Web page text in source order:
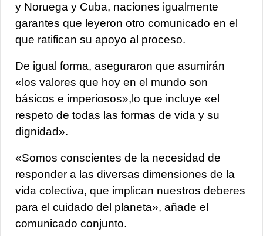
y Noruega y Cuba, naciones igualmente
garantes que leyeron otro comunicado en el
que ratifican su apoyo al proceso.
De igual forma, aseguraron que asumirán
«los valores que hoy en el mundo son
básicos e imperiosos», lo que incluye «el
respeto de todas las formas de vida y su
dignidad».
«Somos conscientes de la necesidad de
responder a las diversas dimensiones de la
vida colectiva, que implican nuestros deberes
para el cuidado del planeta», añade el
comunicado conjunto.